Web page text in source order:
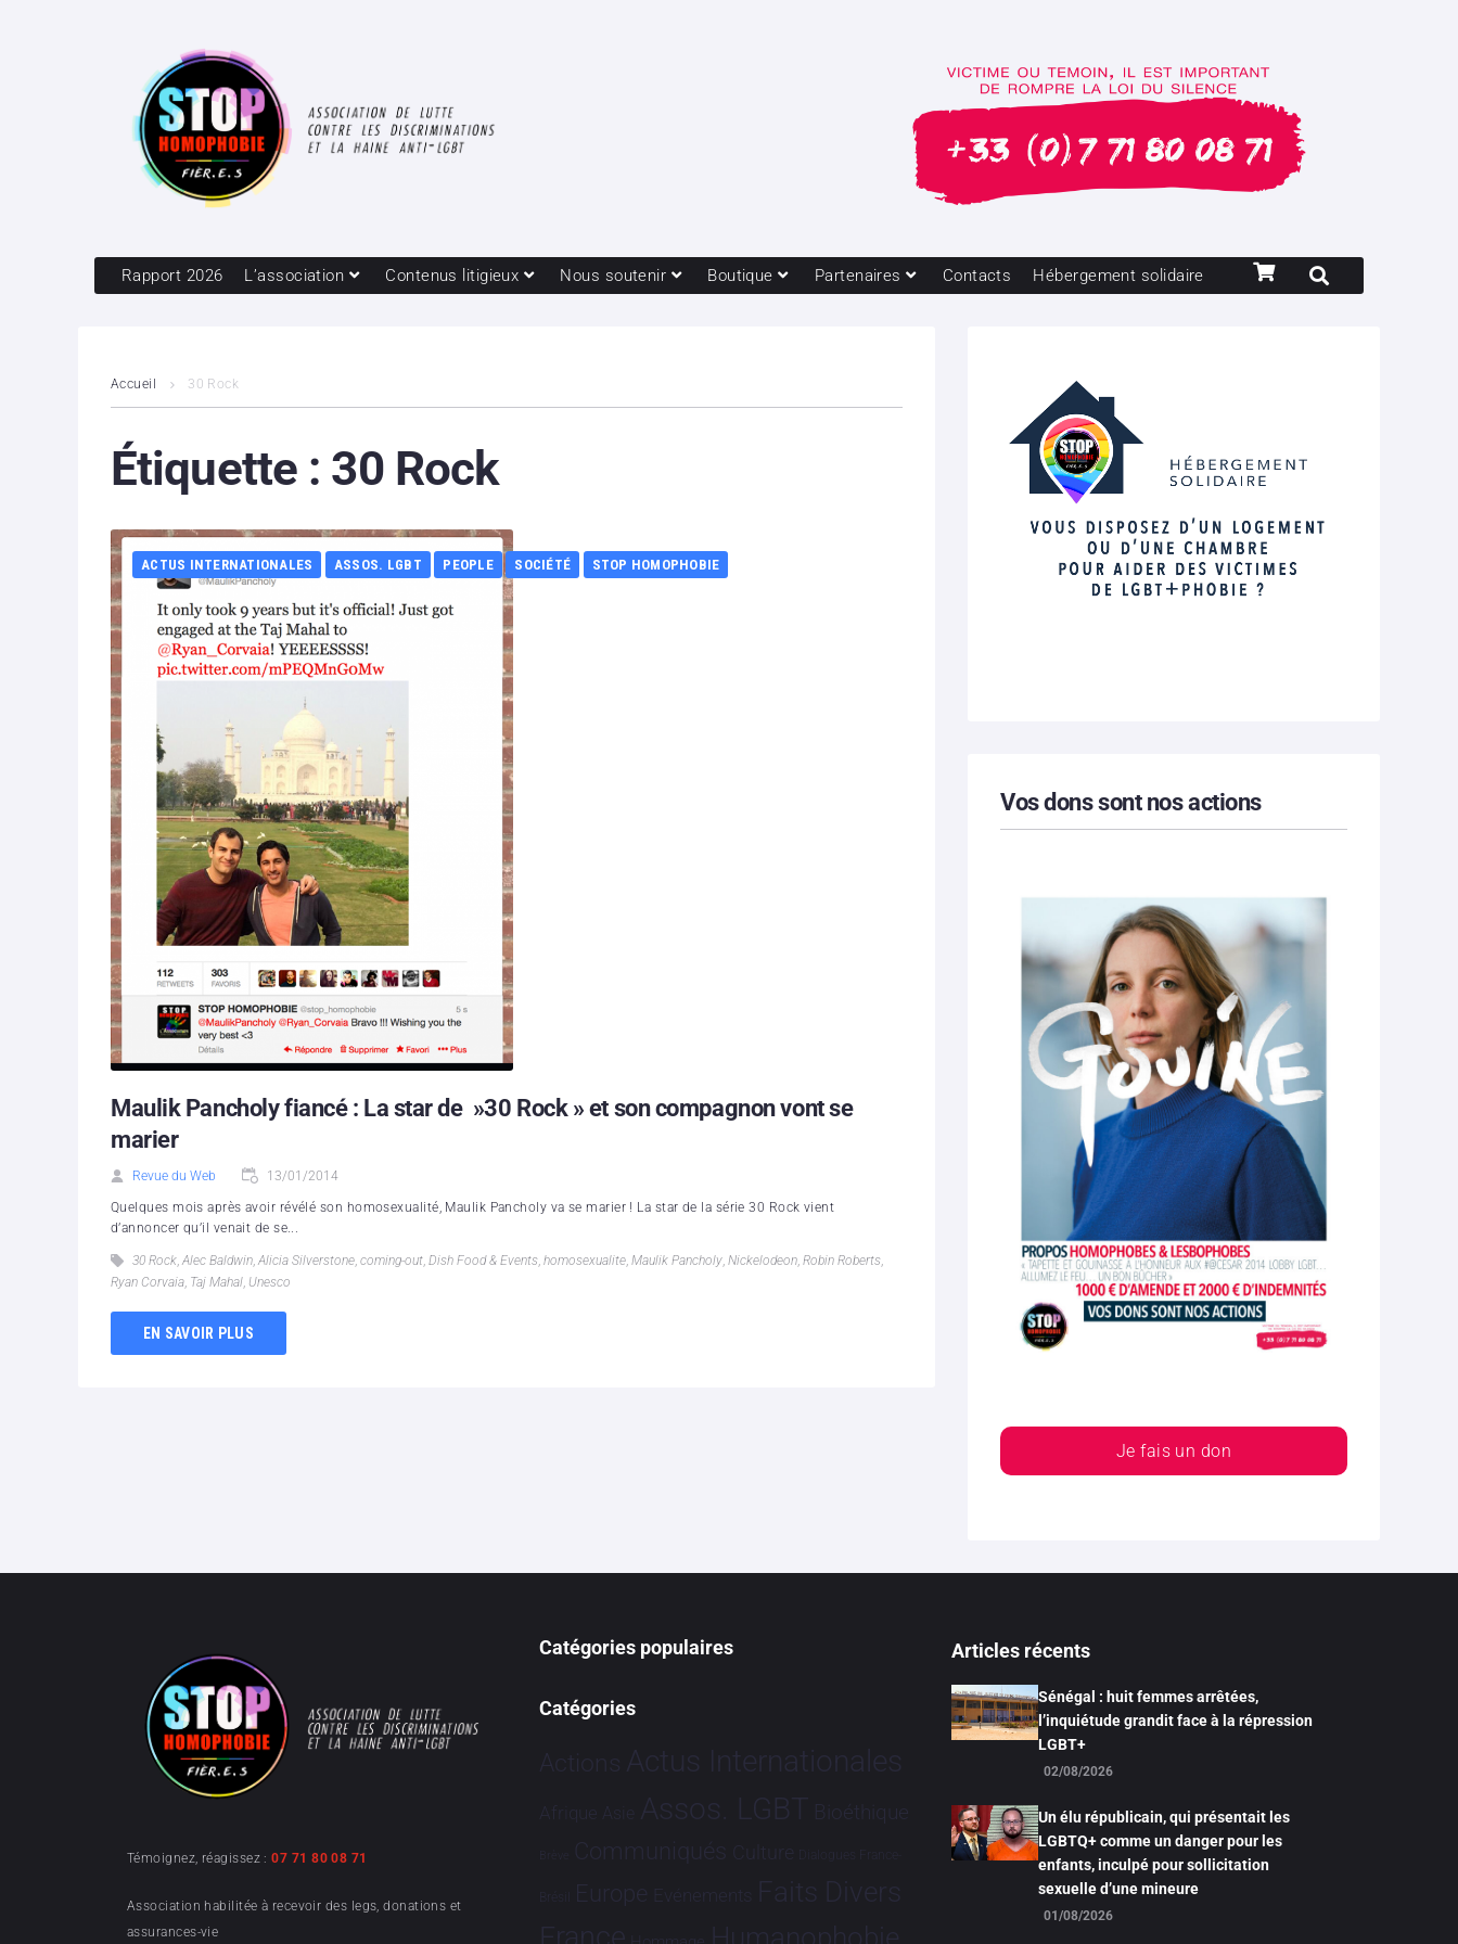
Rapport 2026 L’association Contenus litigieux Nous soutenir Boutique Partenaires Contacts Hébergement solidaire
Accueil 30 Rock
Étiquette : 30 Rock
ACTUS INTERNATIONALES ASSOS. LGBT PEOPLE SOCIÉTÉ STOP HOMOPHOBIE
Maulik Pancholy fiancé : La star de »30 Rock » et son compagnon vont se
marier
Revue du Web 13/01/2014
Quelques mois après avoir révélé son homosexualité, Maulik Pancholy va se marier ! La star de la série 30 Rock vient
d’annoncer qu’il venait de se...
30 Rock, Alec Baldwin, Alicia Silverstone, coming-out, Dish Food & Events, homosexualite, Maulik Pancholy, Nickelodeon, Robin Roberts,
Ryan Corvaia, Taj Mahal, Unesco
EN SAVOIR PLUS
Vos dons sont nos actions
Je fais un don
Témoignez, réagissez :07 71 80 08 71
Association habilitée à recevoir des legs, donations et
assurances-vie
Catégories populaires
Catégories
Actions Actus Internationales
Afrique Asie Assos. LGBT Bioéthique
Brève Communiqués Culture Dialogues France-
Brésil Europe Evénements Faits Divers
Humanophobie
Articles récents
Sénégal : huit femmes arrêtées,
l’inquiétude grandit face à la répression
LGBT+
02/08/2026
Un élu républicain, qui présentait les
LGBTQ+ comme un danger pour les
enfants, inculpé pour sollicitation
sexuelle d’une mineure
01/08/2026